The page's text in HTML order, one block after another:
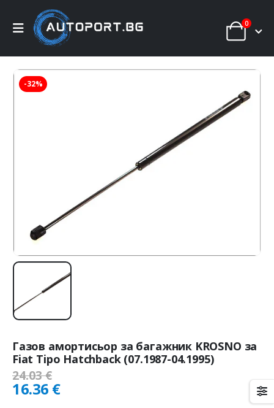
0
-32%
Газов амортисьор за багажник KROSNO за
Fiat Tipo Hatchback (07.1987-04.1995)
24.03€
16.36 €